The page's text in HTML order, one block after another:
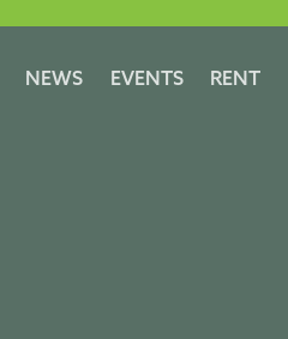
NEWS EVENTS RENT